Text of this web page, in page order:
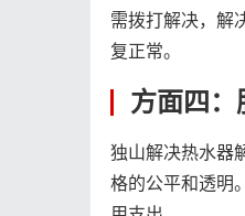
需拨打解决，解
复正常。
方面四：
独山解决热水器
格的公平和透明